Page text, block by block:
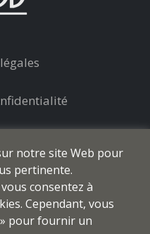
réservés
notre site Web pour
pertinente.
consentez à
Cependant, vous
pour fournir un